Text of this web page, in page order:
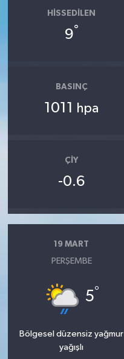
HISSEDILEN
9°
BASINÇ
1011 hpa
ÇIY
-0.6
19 MART
PERŞEMBE
5°
Bölgesel düzensiz yağmur
yağışlı